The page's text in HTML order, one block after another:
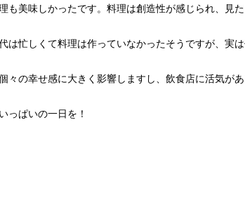
美味しかったです。料理は創造性が感じられ、見
忙しくて料理は作っていなかったそうですが、実
の幸せ感に大きく影響しますし、飲食店に活気が
っぱいの一日を！